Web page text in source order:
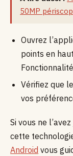
50MP
Ouvrez
points en
Vérifiez que
vos
Si vous ne
cette
Android vous